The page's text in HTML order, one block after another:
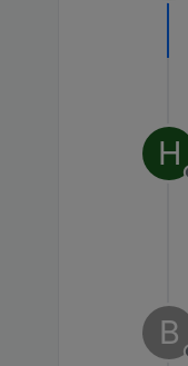
H
B